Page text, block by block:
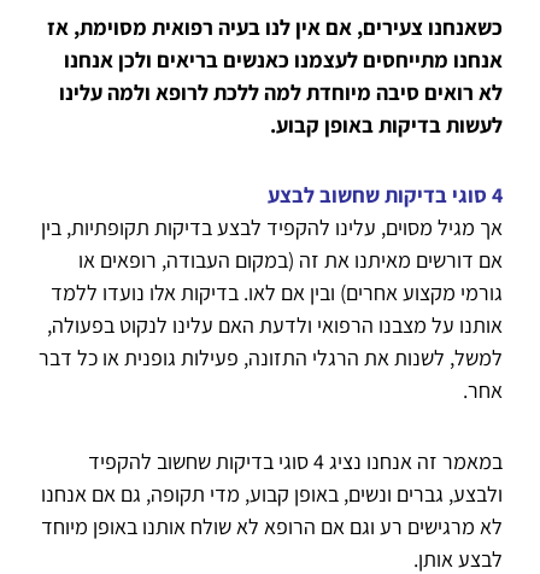
כשאנחנו צעירים, אם אין לנו בעיה רפואית מסוימת, אז
אנחנו מתייחסים לעצמנו כאנשים בריאים ולכן אנחנו
לא רואים סיבה מיוחדת למה ללכת לרופא ולמה עלינו
לעשות בדיקות באופן קבוע.
4 סוגי בדיקות שחשוב לבצע
אך מגיל מסוים, עלינו להקפיד לבצע בדיקות תקופתיות, בין
אם דורשים מאיתנו את זה (במקום העבודה, רופאים או
גורמי מקצוע אחרים) ובין אם לאו. בדיקות אלו נועדו ללמד
אותנו על מצבנו הרפואי ולדעת האם עלינו לנקוט בפעולה,
למשל, לשנות את הרגלי התזונה, פעילות גופנית או כל דבר
אחר.
במאמר זה אנחנו נציג 4 סוגי בדיקות שחשוב להקפיד
ולבצע, גברים ונשים, באופן קבוע, מדי תקופה, גם אם אנחנו
לא מרגישים רע וגם אם הרופא לא שולח אותנו באופן מיוחד
לבצע אותן.